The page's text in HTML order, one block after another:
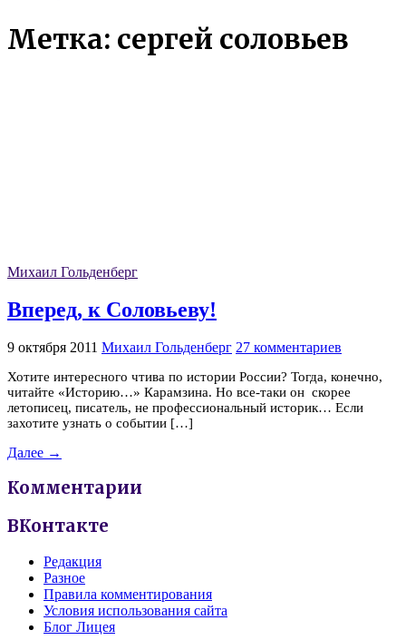
Метка: сергей соловьев
Михаил Гольденберг
Вперед, к Соловьеву!
9 октября 2011 Михаил Гольденберг 27 комментариев
Хотите интересного чтива по истории России? Тогда, конечно,
читайте «Историю…» Карамзина. Но все-таки он скорее
летописец, писатель, не профессиональный историк… Если
захотите узнать о событии […]
Далее →
Комментарии
ВКонтакте
Редакция
Разное
Правила комментирования
Условия использования сайта
Блог Лицея